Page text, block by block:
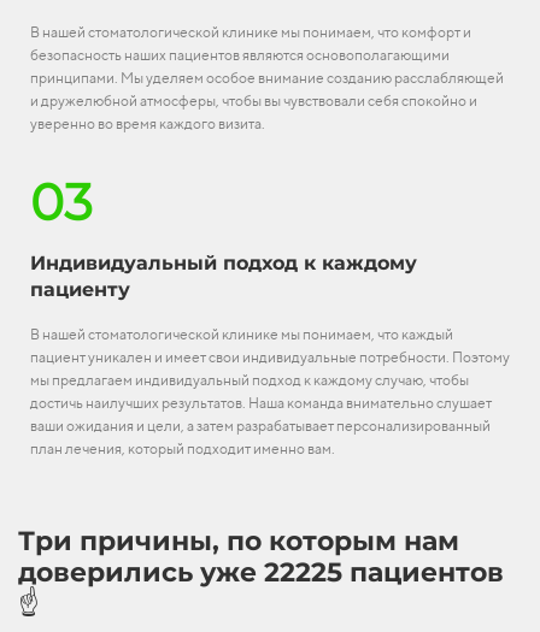
В нашей стоматологической клинике мы понимаем, что комфорт и
безопасность наших пациентов являются основополагающими
принципами. Мы уделяем особое внимание созданию расслабляющей
и дружелюбной атмосферы, чтобы вы чувствовали себя спокойно и
уверенно во время каждого визита.
03
Индивидуальный подход к каждому
пациенту
В нашей стоматологической клинике мы понимаем, что каждый
пациент уникален и имеет свои индивидуальные потребности. Поэтому
мы предлагаем индивидуальный подход к каждому случаю, чтобы
достичь наилучших результатов. Наша команда внимательно слушает
ваши ожидания и цели, а затем разрабатывает персонализированный
план лечения, который подходит именно вам.
Три причины, по которым нам
доверились уже 22225 пациентов
☝️